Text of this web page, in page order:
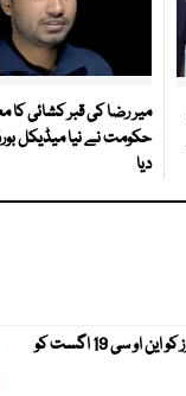
میر رضا کی قبر کشائی کا
حکومت نے نیا میڈیکل
دیا
کیریبین پریمیئر لیگ ، قومی کرکٹرز کو این او سی 19 اگست کو